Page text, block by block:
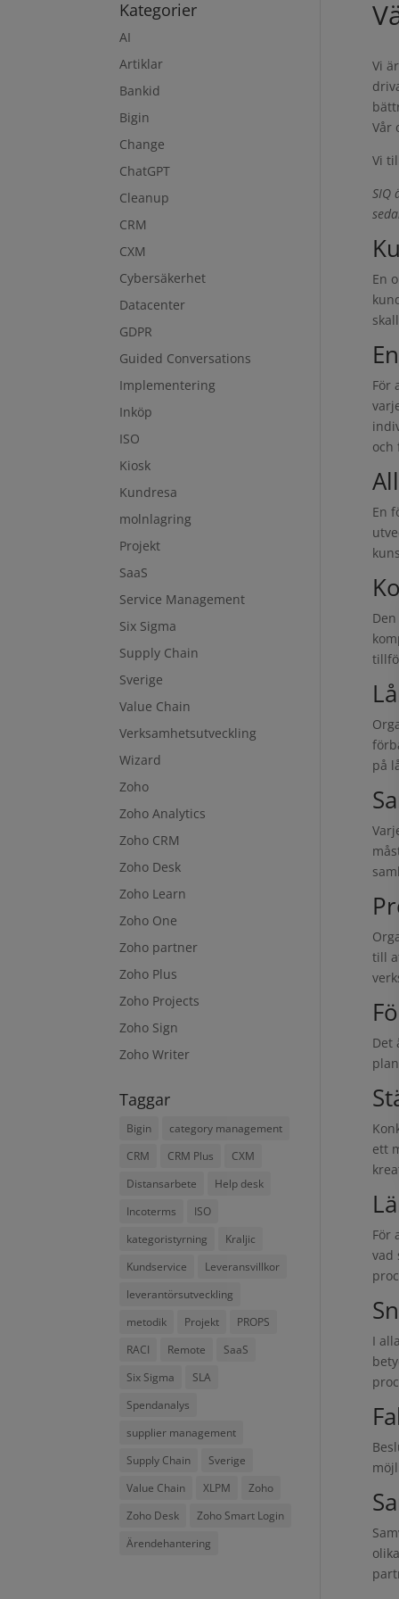
Vi
Vår
Vi
SIQ
En
För
och
En
på
till
Det
ett
För
vad
I
Kategorier
AI
Artiklar
Bankid
Bigin
Change
ChatGPT
Cleanup
CRM
CXM
Cybersäkerhet
Datacenter
GDPR
Guided Conversations
Implementering
Inköp
ISO
Kiosk
Kundresa
molnlagring
Projekt
SaaS
Service Management
Six Sigma
Supply Chain
Sverige
Value Chain
Verksamhetsutveckling
Wizard
Zoho
Zoho Analytics
Zoho CRM
Zoho Desk
Zoho Learn
Zoho One
Zoho partner
Zoho Plus
Zoho Projects
Zoho Sign
Zoho Writer
Taggar
Bigin
category management
CRM
CRM Plus
CXM
Distansarbete
Help desk
Incoterms
ISO
kategoristyrning
Kraljic
Kundservice
Leveransvillkor
leverantörsutveckling
metodik
Projekt
PROPS
RACI
Remote
SaaS
Six Sigma
SLA
Spendanalys
supplier management
Supply Chain
Sverige
Value Chain
XLPM
Zoho
Zoho Desk
Zoho Smart Login
Ärendehantering